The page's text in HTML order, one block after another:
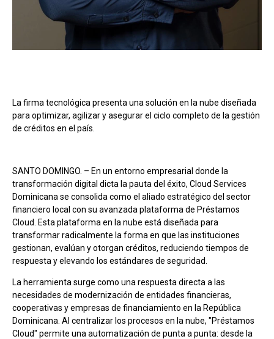
La firma tecnológica presenta una solución en la nube diseñada
para optimizar, agilizar y asegurar el ciclo completo de la gestión
de créditos en el país.
SANTO DOMINGO. – En un entorno empresarial donde la
transformación digital dicta la pauta del éxito, Cloud Services
Dominicana se consolida como el aliado estratégico del sector
financiero local con su avanzada plataforma de Préstamos
Cloud. Esta plataforma en la nube está diseñada para
transformar radicalmente la forma en que las instituciones
gestionan, evalúan y otorgan créditos, reduciendo tiempos de
respuesta y elevando los estándares de seguridad.
La herramienta surge como una respuesta directa a las
necesidades de modernización de entidades financieras,
cooperativas y empresas de financiamiento en la República
Dominicana. Al centralizar los procesos en la nube, "Préstamos
Cloud" permite una automatización de punta a punta: desde la